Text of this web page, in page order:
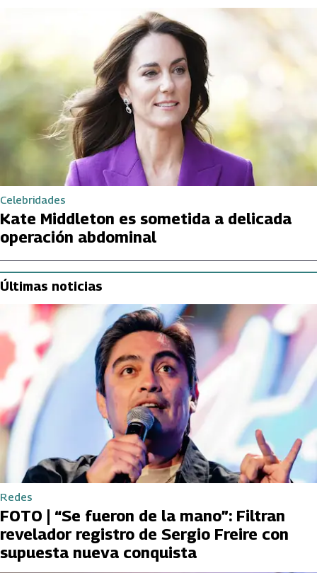
Celebridades
Kate Middleton es sometida a delicada
operación abdominal
Últimas noticias
Redes
FOTO | “Se fueron de la mano”: Filtran
revelador registro de Sergio Freire con
supuesta nueva conquista